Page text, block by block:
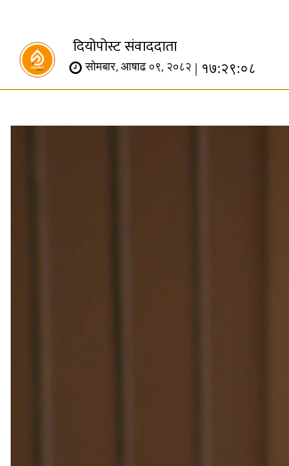
दियोपोस्ट संवाददाता
सोमबार, आषाढ ०९, २०८२ | १७:२९:०८